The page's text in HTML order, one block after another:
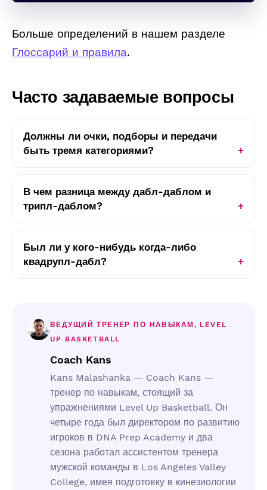
Больше определений в нашем разделе
Глоссарий и правила.
Часто задаваемые вопросы
Должны ли очки, подборы и передачи
быть тремя категориями?
В чем разница между дабл-даблом и
трипл-даблом?
Был ли у кого-нибудь когда-либо
квадрупл-дабл?
ВЕДУЩИЙ ТРЕНЕР ПО НАВЫКАМ, LEVEL
UP BASKETBALL
Coach Kans
Kans Malashanka — Coach Kans —
тренер по навыкам, стоящий за
упражнениями Level Up Basketball. Он
четыре года был директором по развитию
игроков в DNA Prep Academy и два
сезона работал ассистентом тренера
мужской команды в Los Angeles Valley
College, имея подготовку в кинезиологии